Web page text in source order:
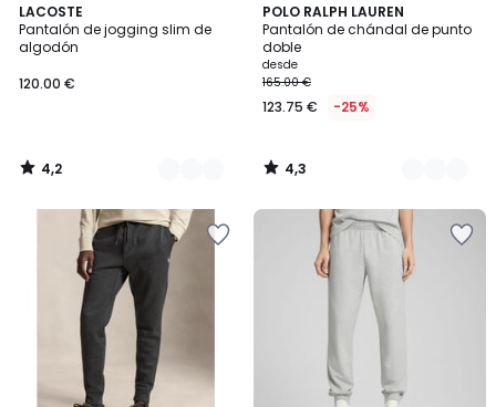
LACOSTE
Pantalón de jogging slim de
algodón
120.00 €
4,2
/ 5
6
Colores
4,2
/
POLO RALPH LAUREN
Pantalón de chándal de punto
doble
desde
165.00 €
123.75 € -25%
4,3
/ 5
3
Colores
4,3
/